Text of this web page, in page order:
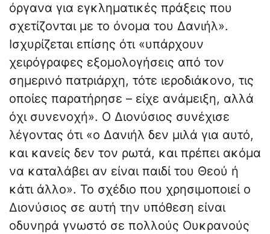
όργανα για εγκληματικές πράξεις που
σχετίζονται με το όνομα του Δανιήλ».
Ισχυρίζεται επίσης ότι «υπάρχουν
χειρόγραφες εξομολογήσεις από τον
σημερινό πατριάρχη, τότε ιεροδιάκονο, τις
οποίες παρατήρησε – είχε ανάμειξη, αλλά
όχι συνενοχή». Ο Διονύσιος συνέχισε
λέγοντας ότι «ο Δανιήλ δεν μιλά για αυτό,
και κανείς δεν τον ρωτά, και πρέπει ακόμα
να καταλάβει αν είναι παιδί του Θεού ή
κάτι άλλο». Το σχέδιο που χρησιμοποιεί ο
Διονύσιος σε αυτή την υπόθεση είναι
οδυνηρά γνωστό σε πολλούς Ουκρανούς